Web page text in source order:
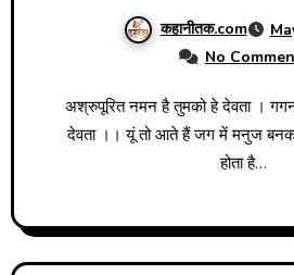
कहानीतक.com
No
अश्रुपूरित नमन है तुमको हे देवता । गगन भी मगन है पा तुमको हे
देवता ।। यूं तो आते हैं जग में मनुज
होता है…